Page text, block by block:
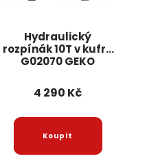
Hydraulický
rozpínák 10T v kufru
G02070 GEKO
4 290 Kč